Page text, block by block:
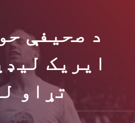
د صحیفې
ایریک
تړاو